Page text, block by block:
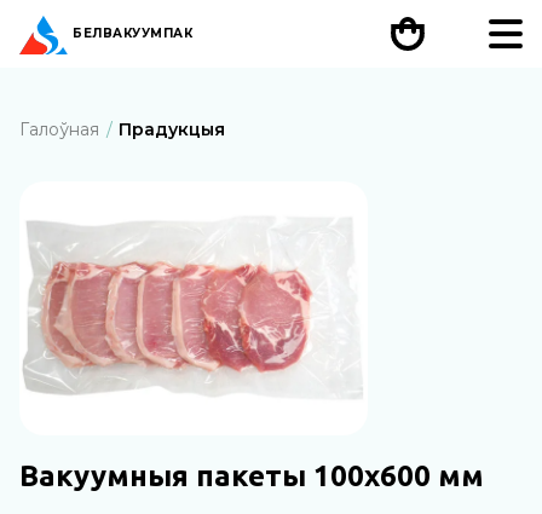
БЕЛВАКУУМПАК
Галоўная Прадукцыя
Вакуумныя пакеты 100х600 мм